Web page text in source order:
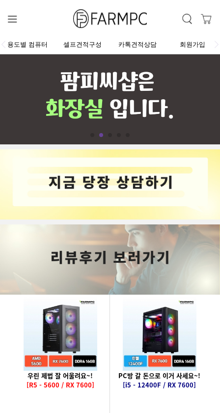
용도별 컴퓨터 셀프견적구성 카톡견적상담 회원가입
우린 제법 잘 어울려요~!
[R5 - 5600 / RX 7600]
PC방 갈 돈으로 이거 사세요~!
[i5 - 12400F / RX 7600]